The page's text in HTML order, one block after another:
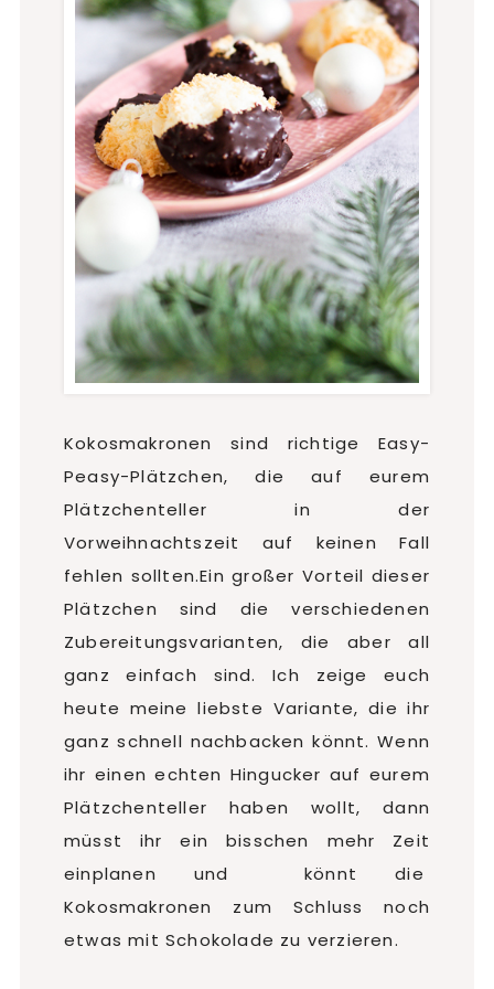
Kokosmakronen sind richtige Easy-
Peasy-Plätzchen, die auf eurem
Plätzchenteller in der
Vorweihnachtszeit auf keinen Fall
fehlen sollten.Ein großer Vorteil dieser
Plätzchen sind die verschiedenen
Zubereitungsvarianten, die aber all
ganz einfach sind. Ich zeige euch
heute meine liebste Variante, die ihr
ganz schnell nachbacken könnt. Wenn
ihr einen echten Hingucker auf eurem
Plätzchenteller haben wollt, dann
müsst ihr ein bisschen mehr Zeit
einplanen und könnt die
Kokosmakronen zum Schluss noch
etwas mit Schokolade zu verzieren.